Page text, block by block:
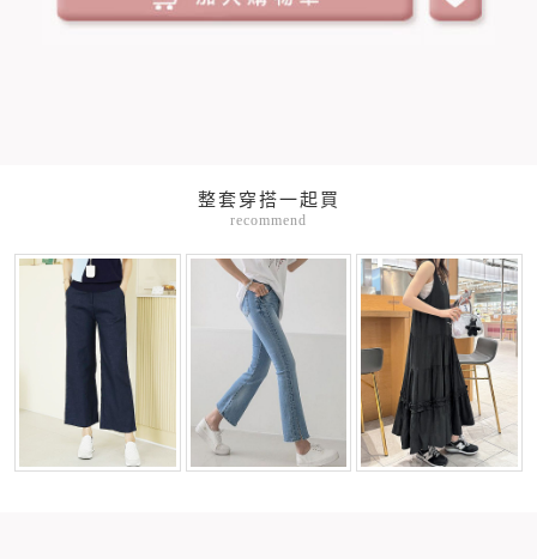
整套穿搭一起買
recommend